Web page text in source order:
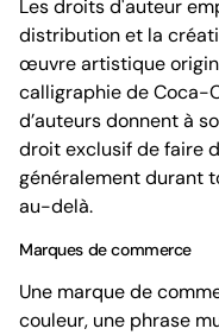
Les droits d'auteur
distribution et la
œuvre artistique
calligraphie de Coca-
d’auteurs donnent à
droit exclusif de faire
généralement durant
au-delà.
Marques de commerce
Une marque de
couleur, une phrase